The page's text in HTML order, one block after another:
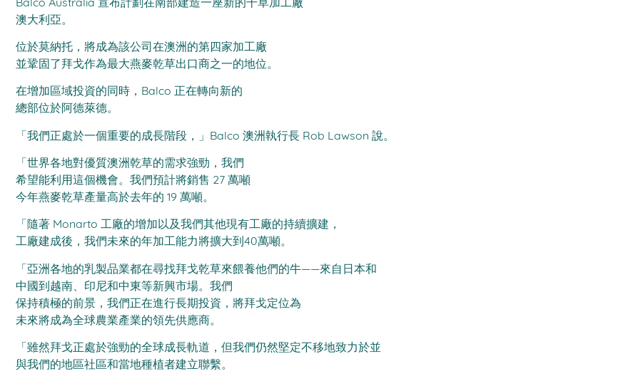
Balco Australia 宣布計劃在南部建造一座新的干草加工廠
澳大利亞。
位於莫納托，將成為該公司在澳洲的第四家加工廠
並鞏固了拜戈作為最大燕麥乾草出口商之一的地位。
在增加區域投資的同時，Balco 正在轉向新的
總部位於阿德萊德。
「我們正處於一個重要的成長階段，」Balco 澳洲執行長 Rob Lawson 說。
「世界各地對優質澳洲乾草的需求強勁，我們
希望能利用這個機會。我們預計將銷售 27 萬噸
今年燕麥乾草產量高於去年的 19 萬噸。
「隨著 Monarto 工廠的增加以及我們其他現有工廠的持續擴建，
工廠建成後，我們未來的年加工能力將擴大到40萬噸。
「亞洲各地的乳製品業都在尋找拜戈乾草來餵養他們的牛——來自日本和
中國到越南、印尼和中東等新興市場。我們
保持積極的前景，我們正在進行長期投資，將拜戈定位為
未來將成為全球農業產業的領先供應商。
「雖然拜戈正處於強勁的全球成長軌道，但我們仍然堅定不移地致力於並
與我們的地區社區和當地種植者建立聯繫。